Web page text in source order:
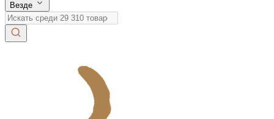
Везде